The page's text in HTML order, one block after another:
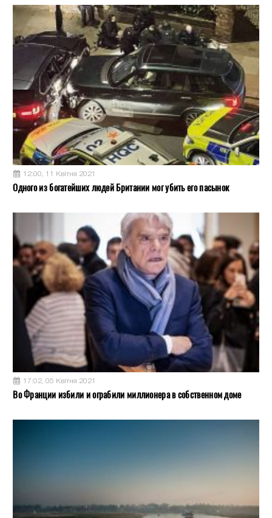
12:00, 11 Квітня 2021
Одного из богатейших людей Британии мог убить его пасынок
17:02, 05 Квітня 2021
Во Франции избили и ограбили миллионера в собственном доме